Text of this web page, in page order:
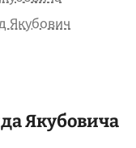
Якубович
Якубовича